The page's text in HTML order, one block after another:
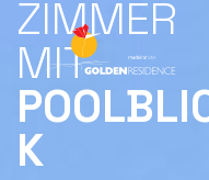
ZIMMER
MIT
K